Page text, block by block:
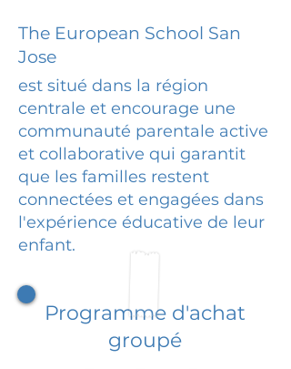
The European School San
Jose
est situé dans la région
centrale et encourage une
communauté parentale active
et collaborative qui garantit
que les familles restent
connectées et engagées dans
l'expérience éducative de leur
enfant.
Programme d'achat
groupé